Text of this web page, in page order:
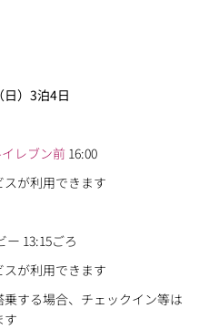
）3泊4日
レブン前 16:00
が利用できます
13:15ごろ
が利用できます
する場合、チェックイン等は
す